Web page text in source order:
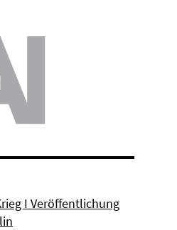
I Veröffentlichung